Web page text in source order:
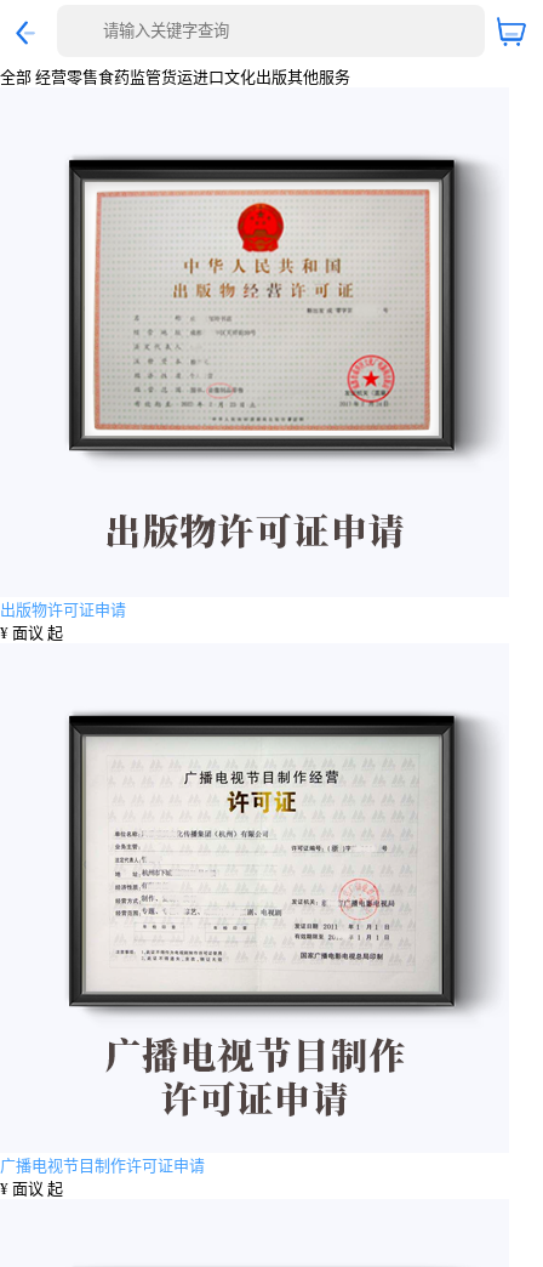
全部 经营零售食药监管货运进口文化出版其他服务
出版物许可证申请
¥ 面议 起
广播电视节目制作许可证申请
¥ 面议 起